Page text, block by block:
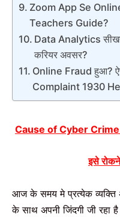
Zoom App Se
Teachers Guide?
Data Analytics
करियर अवसर?
Online Fraud हुआ?
Complaint 1930
Cause of Cyber
इसे रोकने
आज के समय मे प्रत्येक व्यक्ति
के साथ अपनी जिंदगी जी रहा